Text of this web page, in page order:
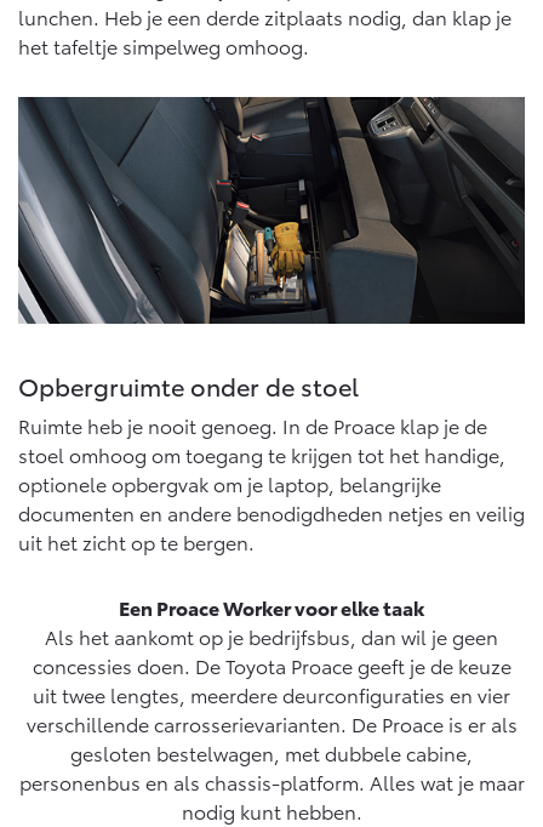
lunchen. Heb je een derde zitplaats nodig, dan klap je
het tafeltje simpelweg omhoog.
Opbergruimte onder de stoel
Ruimte heb je nooit genoeg. In de Proace klap je de
stoel omhoog om toegang te krijgen tot het handige,
optionele opbergvak om je laptop, belangrijke
documenten en andere benodigdheden netjes en veilig
uit het zicht op te bergen.
Een Proace Worker voor elke taak
Als het aankomt op je bedrijfsbus, dan wil je geen
concessies doen. De Toyota Proace geeft je de keuze
uit twee lengtes, meerdere deurconfiguraties en vier
verschillende carrosserievarianten. De Proace is er als
gesloten bestelwagen, met dubbele cabine,
personenbus en als chassis-platform. Alles wat je maar
nodig kunt hebben.